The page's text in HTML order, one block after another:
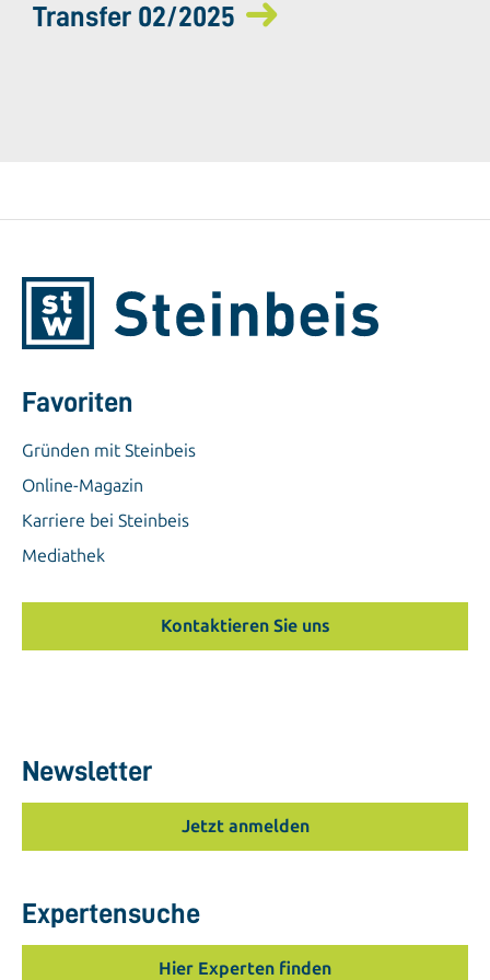
Transfer 02/2025
Favoriten
Gründen mit Steinbeis
Online-Magazin
Karriere bei Steinbeis
Mediathek
Kontaktieren Sie uns
Newsletter
Jetzt anmelden
Expertensuche
Hier Experten finden